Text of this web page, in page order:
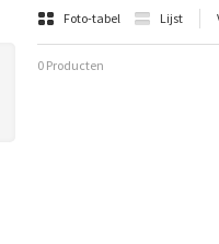
Foto-tabel Lijst
0 Producten